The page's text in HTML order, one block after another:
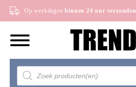
Op werkdagen binnen 24 uur verzonden
Producten
zoeken